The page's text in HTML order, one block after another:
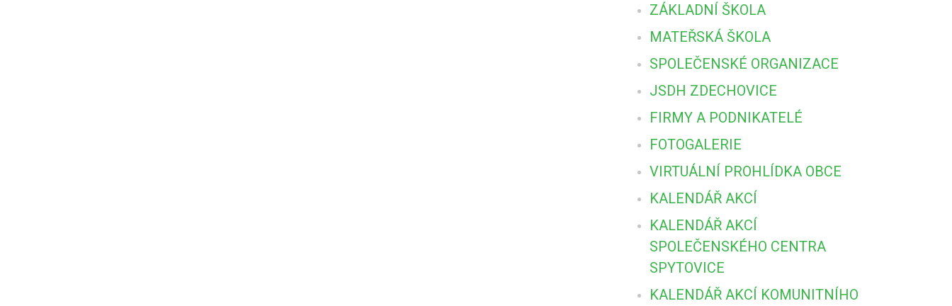
ZÁKLADNÍ ŠKOLA
MATEŘSKÁ ŠKOLA
SPOLEČENSKÉ ORGANIZACE
JSDH ZDECHOVICE
FIRMY A PODNIKATELÉ
FOTOGALERIE
VIRTUÁLNÍ PROHLÍDKA OBCE
KALENDÁŘ AKCÍ
KALENDÁŘ AKCÍ
SPOLEČENSKÉHO CENTRA
SPYTOVICE
KALENDÁŘ AKCÍ KOMUNITNÍHO